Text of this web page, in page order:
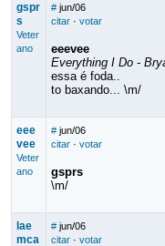
gspr
s
Veter
ano
# jun/06
citar· votar
eeevee
Everything I Do -
essa é foda..
to baxando... \m/
eee
vee
Veter
ano
# jun/06
citar· votar
gsprs
\m/
lae
mca
# jun/06
citar· votar